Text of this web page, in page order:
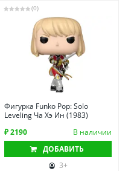
(0)
Фигурка Funko Pop: Solo
Leveling Ча Хэ Ин (1983)
₽ 2190
В наличии
ДОБАВИТЬ
3+